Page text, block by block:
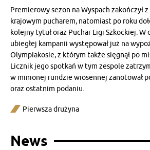
Premierowy sezon na Wyspach zakończył
krajowym pucharem, natomiast po roku
kolejny tytuł oraz Puchar Ligi Szkockiej. W
ubiegłej kampanii występował już na
Olympiakosie, z którym także sięgnął po
Licznik jego spotkań w tym zespole
w minionej rundzie wiosennej zanotował
oraz ostatnim podaniu.
Pierwsza drużyna
News